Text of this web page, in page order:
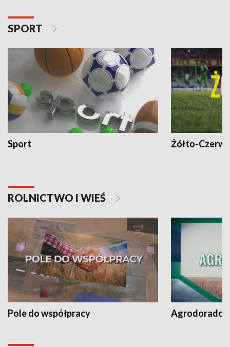
SPORT
Sport Żółto-
ROLNICTWO I WIEŚ
Pole do współpracy Agrodoradcy